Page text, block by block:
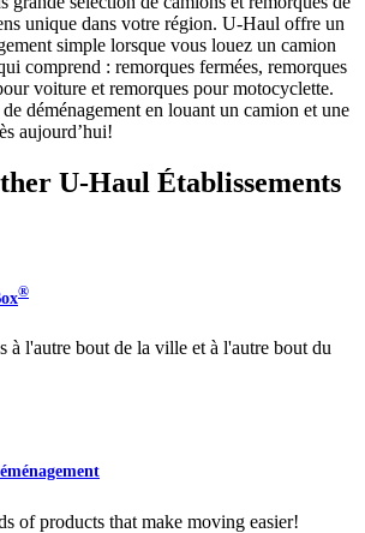
unique dans votre région. U-Haul offre un
simple lorsque vous louez un camion
comprend : remorques fermées, remorques
voiture et remorques pour motocyclette.
déménagement en louant un camion et une
aujourd’hui!
U-Haul Établissements
®
à l'autre bout de la ville et à l'autre bout du
of products that make moving easier!